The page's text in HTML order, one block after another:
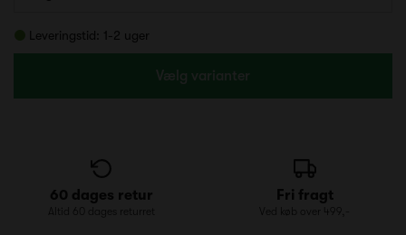
Leveringstid: 1-2 uger
Vælg varianter
60 dages retur
Altid 60 dages returret
Fri fragt
Ved køb over 499,-